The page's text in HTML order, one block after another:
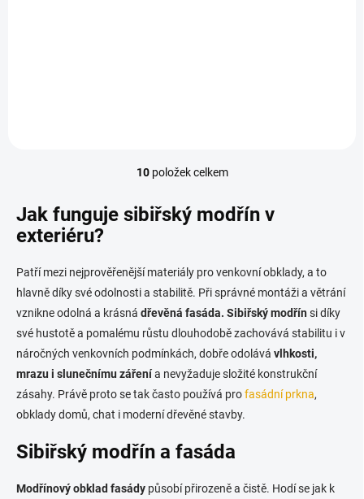
O
l
á
c
í
p
r
v
k
v
ý
p
s
u
10položek celkem
Jak funguje sibiřský modřín v
exteriéru?
Patří mezi nejprověřenější materiály pro venkovní obklady, a to
hlavně díky své odolnosti a stabilitě. Při správné montáži a větrání
vznikne odolná a krásná dřevěná fasáda. Sibiřský modřínsi díky
své hustotě a pomalému růstu dlouhodobě zachovává stabilitu i v
náročných venkovních podmínkách, dobře odolává vlhkosti,
mrazu i slunečnímu zářenía nevyžaduje složité konstrukční
zásahy. Právě proto se tak často používá profasádní prkna,
obklady domů, chat i moderní dřevěné stavby.
Sibiřský modřín a fasáda
Modřínový obklad fasády působí přirozeně a čistě. Hodí se jak k